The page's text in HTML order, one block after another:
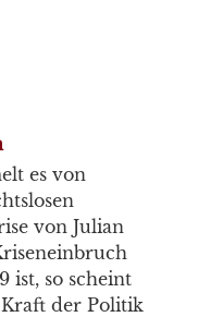
es von
von Julian
ist, so scheint
Kraft der Politik